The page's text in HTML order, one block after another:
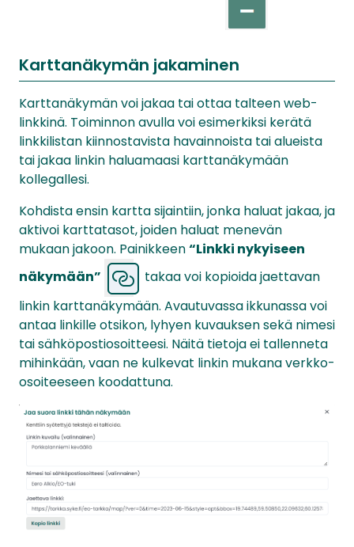
Karttanäkymän jakaminen
Karttanäkymän voi jakaa tai ottaa talteen web-
linkkinä. Toiminnon avulla voi esimerkiksi kerätä
linkkilistan kiinnostavista havainnoista tai alueista
tai jakaa linkin haluamaasi karttanäkymään
kollegallesi.
Kohdista ensin kartta sijaintiin, jonka haluat jakaa, ja
aktivoi karttatasot, joiden haluat menevän
mukaan jakoon. Painikkeen“Linkki nykyiseen
näkymään”
takaa voi kopioida jaettavan
linkin karttanäkymään. Avautuvassa ikkunassa voi
antaa linkille otsikon, lyhyen kuvauksen sekä nimesi
tai sähköpostiosoitteesi. Näitä tietoja ei tallenneta
mihinkään, vaan ne kulkevat linkin mukana verkko-
osoiteeseen koodattuna.